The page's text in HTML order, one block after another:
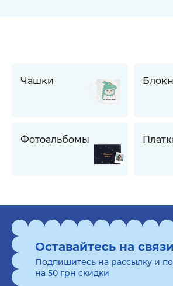
Чашки
Фотоальбомы
Оставайтесь на связи
Подпишитесь на рассылку и
на 50 грн скидки